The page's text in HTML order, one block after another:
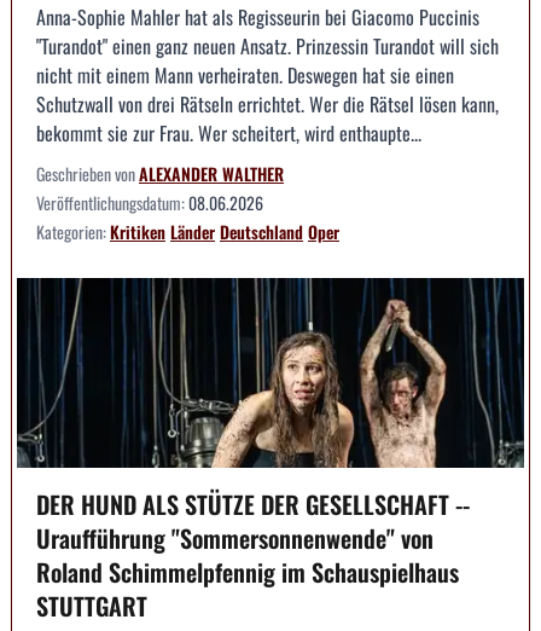
Anna-Sophie Mahler hat als Regisseurin bei Giacomo Puccinis
"Turandot" einen ganz neuen Ansatz. Prinzessin Turandot will sich
nicht mit einem Mann verheiraten. Deswegen hat sie einen
Schutzwall von drei Rätseln errichtet. Wer die Rätsel lösen kann,
bekommt sie zur Frau. Wer scheitert, wird enthaupte...
Geschrieben vonALEXANDER WALTHER
Veröffentlichungsdatum:08.06.2026
Kategorien:KritikenLänderDeutschlandOper
DER HUND ALS STÜTZE DER GESELLSCHAFT --
Uraufführung "Sommersonnenwende" von
Roland Schimmelpfennig im Schauspielhaus
STUTTGART